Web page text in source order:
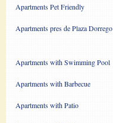
Apartments Pet Friendly
Apartments pres de Plaza Dorrego
Apartments with Swimming Pool
Apartments with Barbecue
Apartments with Patio